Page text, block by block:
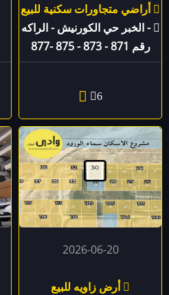
أراضي متجاورات سكنية للبيع
- الخبر حي الكورنيش - الراكه
رقم 871 - 873 - 875 -877
6
2026-06-20
أرض زاويه للبيع